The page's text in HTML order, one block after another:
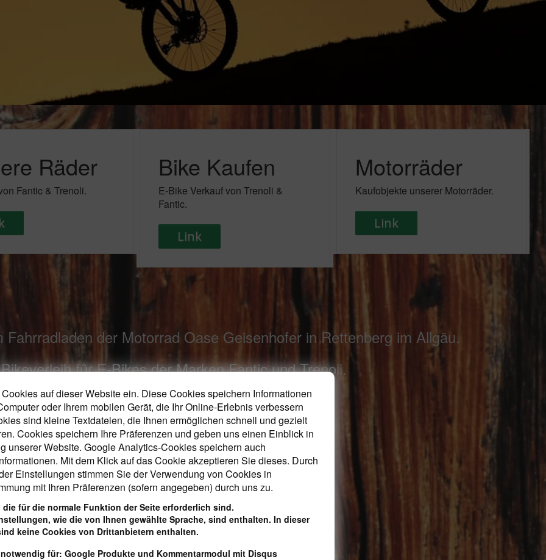
Räder
Fantic & Trenoli.
Bike Kaufen
E-Bike Verkauf von Trenoli &
Fantic.
Link
Motorräder
Kaufobjekte unserer Motorräder.
Link
der Motorrad Oase Geisenhofer in Rettenberg im Allgäu.
für E-Bikes der Marken Fantic und Trenoli.
auf dieser Website ein. Diese Cookies speichern Informationen
oder Ihrem mobilen Gerät, die Ihr Online-Erlebnis verbessern
sind kleine Textdateien, die Ihnen ermöglichen schnell und gezielt
Cookies speichern Ihre Präferenzen und geben uns einen Einblick in
unserer Website. Google Analytics-Cookies speichern auch
Mit dem Klick auf das Cookie akzeptieren Sie dieses. Durch
Einstellungen stimmen Sie der Verwendung von Cookies in
mit Ihren Präferenzen (sofern angegeben) durch uns zu.
die für die normale Funktion der Seite erforderlich sind.
wie die von Ihnen gewählte Sprache, sind enthalten. In dieser
keine Cookies von Drittanbietern enthalten.
für: Google Produkte und Kommentarmodul mit Disqus